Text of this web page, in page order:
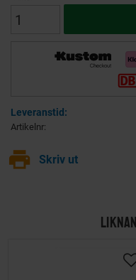
Artikelnr
print Skriv ut